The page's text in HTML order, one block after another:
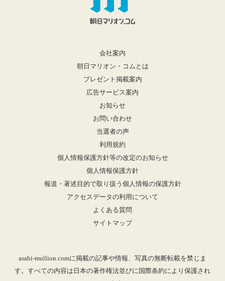
会社案内
朝日マリオン・コムとは
プレゼント掲載案内
広告サービス案内
お知らせ
お問い合わせ
当選者の声
利用規約
個人情報保護方針等の改定のお知らせ
個人情報保護方針
報道・著述目的で取り扱う個人情報の保護方針
アクセスデータの利用について
よくある質問
サイトマップ
asahi-mullion.comに掲載の記事や情報、写真の無断転載を禁じま
す。すべての内容は日本の著作権法並びに国際条約により保護され